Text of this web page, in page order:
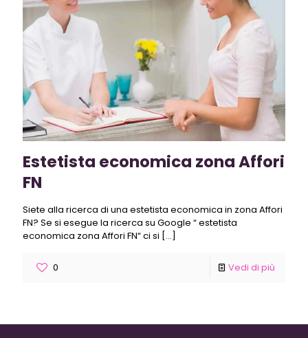
Estetista economica zona Affori
FN
Siete alla ricerca di una estetista economica in zona Affori
FN? Se si esegue la ricerca su Google “ estetista
economica zona Affori FN“ ci si […]
0 Vedi di più